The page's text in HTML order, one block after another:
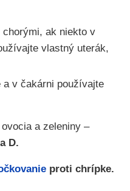
ak niekto v
vlastný uterák,
a v čakárni používajte
a zeleniny –
D.
proti chrípke.